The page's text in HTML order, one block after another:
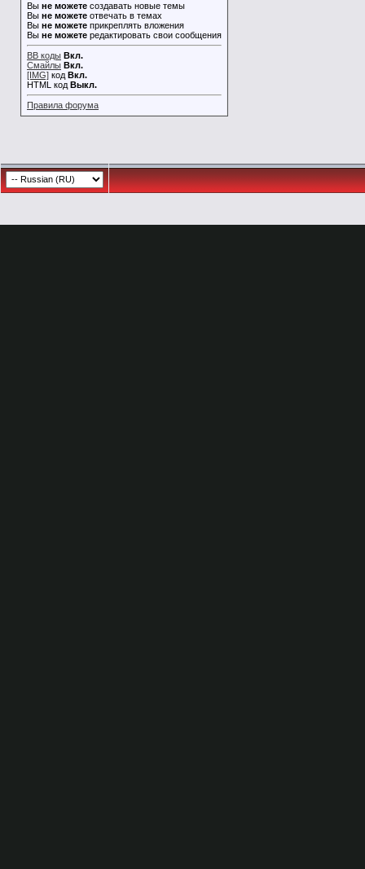
Вы не можете создавать новые темы
Вы не можете отвечать в темах
Вы не можете прикреплять вложения
Вы не можете редактировать свои сообщения
BB коды Вкл.
Смайлы Вкл.
[IMG] код Вкл.
HTML код Выкл.
Правила форума